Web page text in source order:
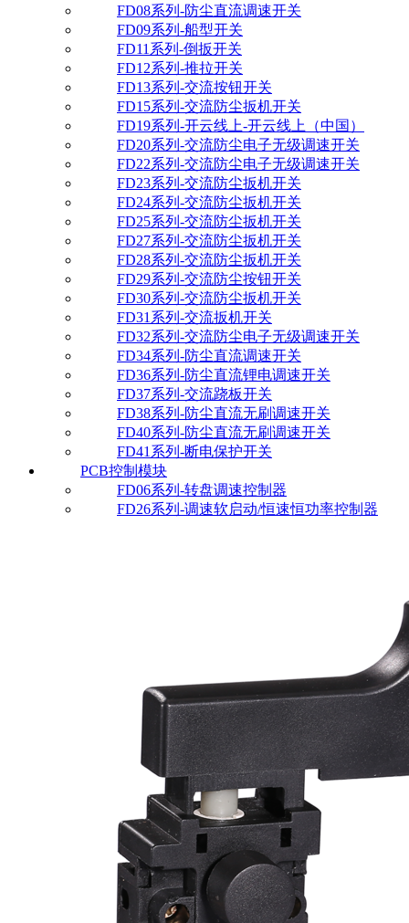
FD08系列-防尘直流调速开关
FD09系列-船型开关
FD11系列-倒扳开关
FD12系列-推拉开关
FD13系列-交流按钮开关
FD15系列-交流防尘扳机开关
FD19系列-开云线上-开云线上（中国）
FD20系列-交流防尘电子无级调速开关
FD22系列-交流防尘电子无级调速开关
FD23系列-交流防尘扳机开关
FD24系列-交流防尘扳机开关
FD25系列-交流防尘扳机开关
FD27系列-交流防尘扳机开关
FD28系列-交流防尘扳机开关
FD29系列-交流防尘按钮开关
FD30系列-交流防尘扳机开关
FD31系列-交流扳机开关
FD32系列-交流防尘电子无级调速开关
FD34系列-防尘直流调速开关
FD36系列-防尘直流锂电调速开关
FD37系列-交流跷板开关
FD38系列-防尘直流无刷调速开关
FD40系列-防尘直流无刷调速开关
FD41系列-断电保护开关
PCB控制模块
FD06系列-转盘调速控制器
FD26系列-调速软启动/恒速恒功率控制器